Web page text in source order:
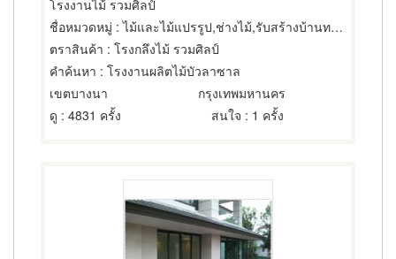
โรงงานไม้ รวมศิลป์
ชื่อหมวดหมู่ : ไม้และไม้แปรรูป,ช่างไม้,รับสร้างบ้านทรงไทย
ตราสินค้า : โรงกลึงไม้ รวมศิลป์
คำค้นหา : โรงงานผลิตไม้บัวลาซาล
เขตบางนา
กรุงเทพมหานคร
ดู : 4831 ครั้ง สนใจ : 1 ครั้ง